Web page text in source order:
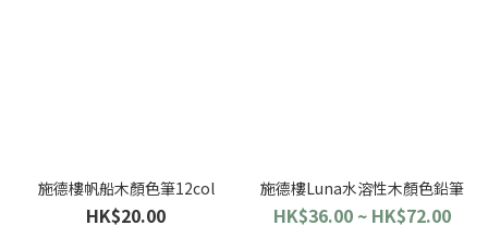
施德樓帆船木顏色筆12col
HK$20.00
施德樓Luna水溶性木顏色鉛筆
HK$36.00 ~ HK$72.00